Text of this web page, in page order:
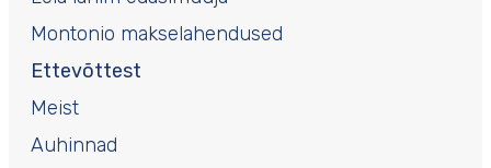
Ettevõttest
Meist
Auhinnad
Montonio makselahendused